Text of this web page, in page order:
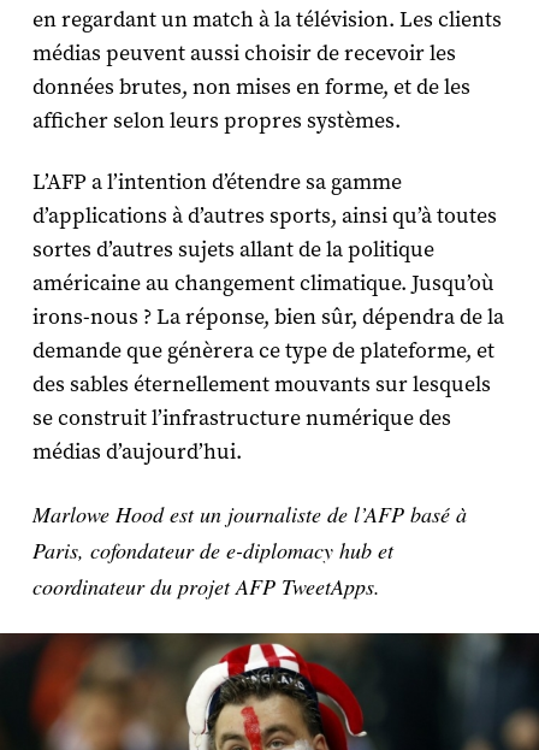
en regardant un match à la télévision. Les clients
médias peuvent aussi choisir de recevoir les
données brutes, non mises en forme, et de les
afficher selon leurs propres systèmes.
L’AFP a l’intention d’étendre sa gamme
d’applications à d’autres sports, ainsi qu’à toutes
sortes d’autres sujets allant de la politique
américaine au changement climatique. Jusqu’où
irons-nous ? La réponse, bien sûr, dépendra de la
demande que génèrera ce type de plateforme, et
des sables éternellement mouvants sur lesquels
se construit l’infrastructure numérique des
médias d’aujourd’hui.
Marlowe Hood est un journaliste de l’AFP basé à
Paris, cofondateur de e-diplomacy hub et
coordinateur du projet AFP TweetApps.